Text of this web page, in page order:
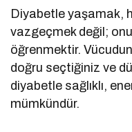
Diyabetle yaşamak,
vazgeçmek değil;
öğrenmektir.
doğru seçtiğiniz ve
diyabetle sağlıklı,
mümkündür.